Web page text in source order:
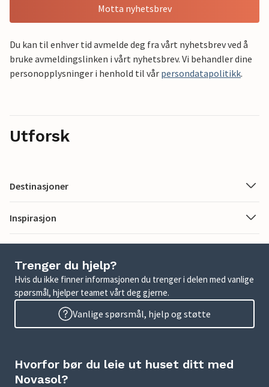
Motta nyhetsbrev
Du kan til enhver tid avmelde deg fra vårt nyhetsbrev ved å
bruke avmeldingslinken i vårt nyhetsbrev. Vi behandler dine
personopplysninger i henhold til vår persondatapolitikk.
Utforsk
Destinasjoner
Inspirasjon
Trenger du hjelp?
Hvis du ikke finner informasjonen du trenger i delen med vanlige
spørsmål, hjelper teamet vårt deg gjerne.
Vanlige spørsmål, hjelp og støtte
Hvorfor bør du leie ut huset ditt med
Novasol?